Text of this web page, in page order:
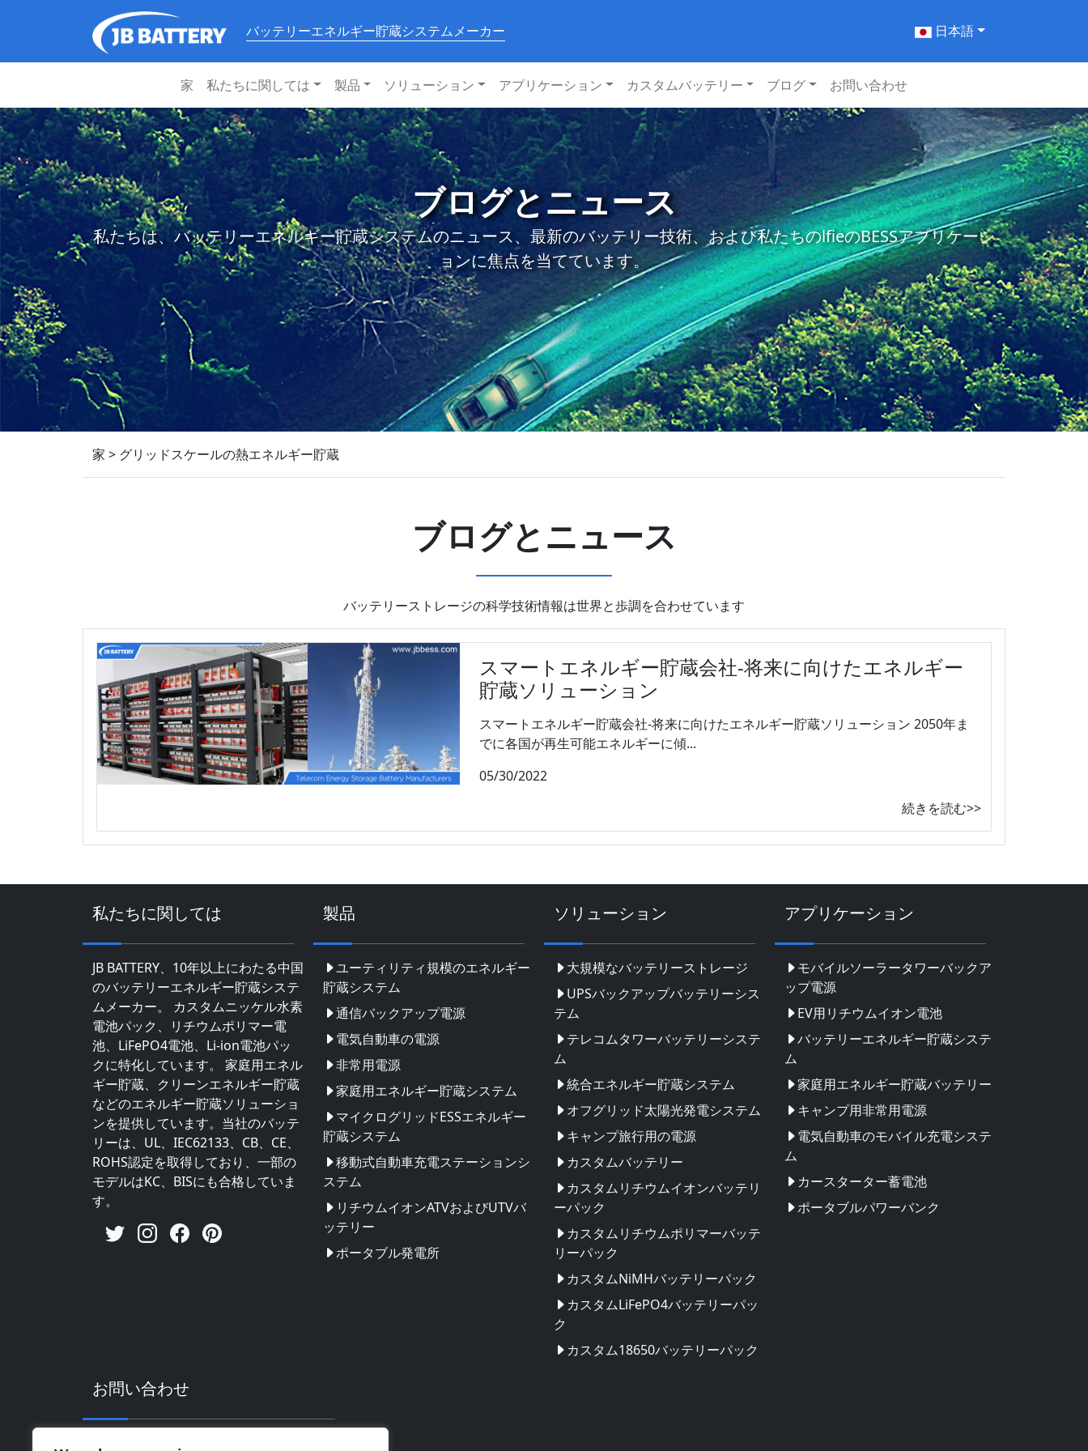
バッテリーエネルギー貯蔵システムメーカー 日本語
家 私たちに関しては 製品 ソリューション アプリケーション カスタムバッテリー ブログ お問い合わせ
ブログとニュース
私たちは、バッテリーエネルギー貯蔵システムのニュース、最新のバッテリー技術、および私たちのlfieのBESSアプリケーシ
ョンに焦点を当てています。
家 > グリッドスケールの熱エネルギー貯蔵
ブログとニュース
バッテリーストレージの科学技術情報は世界と歩調を合わせています
スマートエネルギー貯蔵会社-将来に向けたエネルギー
貯蔵ソリューション
スマートエネルギー貯蔵会社-将来に向けたエネルギー貯蔵ソリューション 2050年ま
でに各国が再生可能エネルギーに傾...
05/30/2022
続きを読む>>
私たちに関しては
JB BATTERY、10年以上にわたる中国
のバッテリーエネルギー貯蔵システ
ムメーカー。 カスタムニッケル水素
電池パック、リチウムポリマー電
池、LiFePO4電池、Li-ion電池パッ
クに特化しています。 家庭用エネル
ギー貯蔵、クリーンエネルギー貯蔵
などのエネルギー貯蔵ソリューショ
ンを提供しています。当社のバッテ
リーは、UL、IEC62133、CB、CE、
ROHS認定を取得しており、一部の
モデルはKC、BISにも合格していま
す。
製品
ユーティリティ規模のエネルギー
貯蔵システム
通信バックアップ電源
電気自動車の電源
非常用電源
家庭用エネルギー貯蔵システム
マイクログリッドESSエネルギー
貯蔵システム
移動式自動車充電ステーションシ
ステム
リチウムイオンATVおよびUTVバ
ッテリー
ポータブル発電所
ソリューション
大規模なバッテリーストレージ
UPSバックアップバッテリーシス
テム
テレコムタワーバッテリーシステ
ム
統合エネルギー貯蔵システム
オフグリッド太陽光発電システム
キャンプ旅行用の電源
カスタムバッテリー
カスタムリチウムイオンバッテリ
ーパック
カスタムリチウムポリマーバッテ
リーパック
カスタムNiMHバッテリーパック
カスタムLiFePO4バッテリーパッ
ク
カスタム18650バッテリーパック
アプリケーション
モバイルソーラータワーバックア
ップ電源
EV用リチウムイオン電池
バッテリーエネルギー貯蔵システ
ム
家庭用エネルギー貯蔵バッテリー
キャンプ用非常用電源
電気自動車のモバイル充電システ
ム
カースターター蓄電池
ポータブルパワーバンク
お問い合わせ